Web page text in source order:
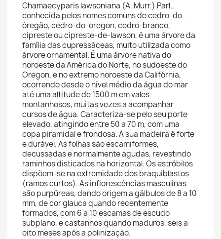
Chamaecyparis lawsoniana (A. Murr.) Parl.,
conhecida pelos nomes comuns de cedro-do-
óregão, cedro-do-oregon, cedro-branco,
cipreste ou cipreste-de-lawson, é uma árvore da
família das cupressáceas, muito utilizada como
árvore ornamental. É uma árvore nativa do
noroeste da América do Norte, no sudoeste do
Oregon, e no extremo noroeste da Califórnia,
ocorrendo desde o nível médio da água do mar
até uma altitude de 1500 m em vales
montanhosos, muitas vezes a acompanhar
cursos de água. Caracteriza-se pelo seu porte
elevado, atingindo entre 50 a 70 m, com uma
copa piramidal e frondosa. A sua madeira é forte
e durável. As folhas são escamiformes,
decussadas e normalmente agudas, revestindo
raminhos disticados na horizontal. Os estróbilos
dispõem-se na extremidade dos braquiblastos
(ramos curtos). As inflorescências masculinas
são purpúreas, dando origem a gálbulos de 8 a 10
mm, de cor glauca quando recentemente
formados, com 6 a 10 escamas de escudo
subplano, e castanhos quando maduros, seis a
oito meses após a polinização.